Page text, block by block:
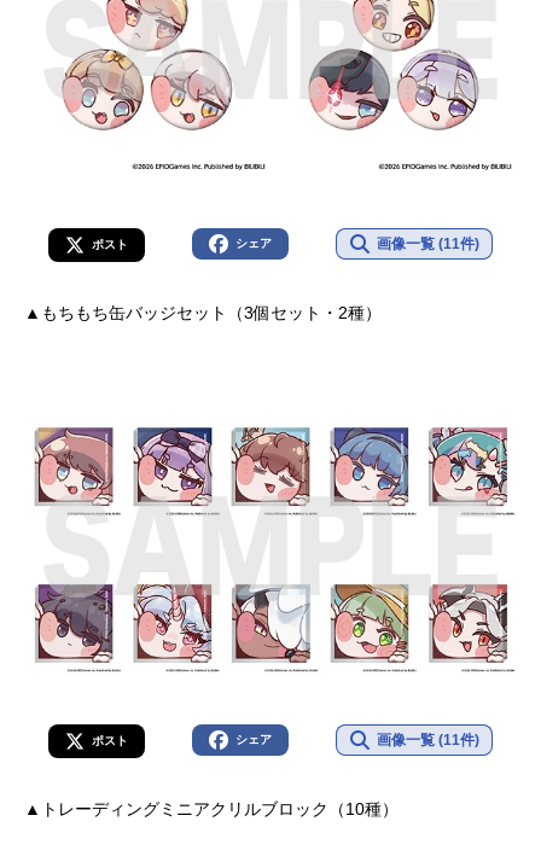
ポスト シェア 画像一覧 (11件)
▲もちもち缶バッジセット（3個セット・2種）
ポスト シェア 画像一覧 (11件)
▲トレーディングミニアクリルブロック（10種）